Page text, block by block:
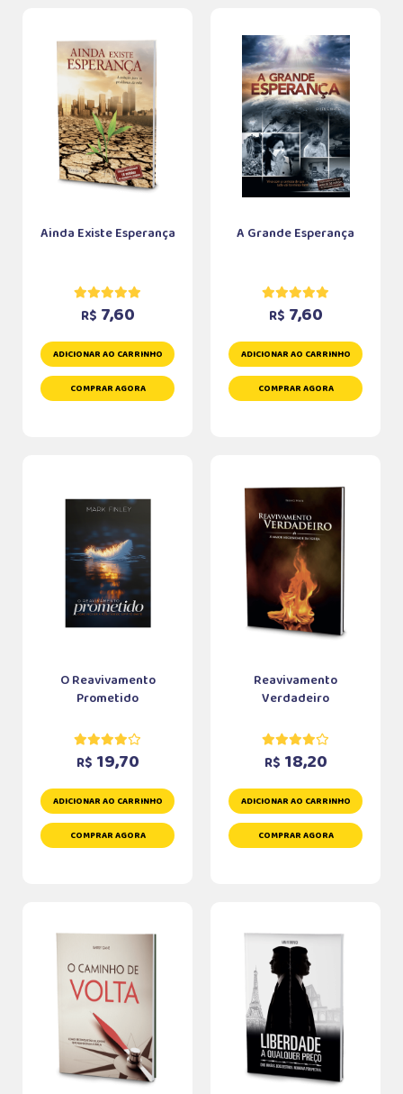
Ainda Existe Esperança
R$ 7,60
ADICIONAR AO CARRINHO
COMPRAR AGORA
A Grande Esperança
R$ 7,60
ADICIONAR AO CARRINHO
COMPRAR AGORA
O Reavivamento
Prometido
R$ 19,70
ADICIONAR AO CARRINHO
COMPRAR AGORA
Reavivamento
Verdadeiro
R$ 18,20
ADICIONAR AO CARRINHO
COMPRAR AGORA